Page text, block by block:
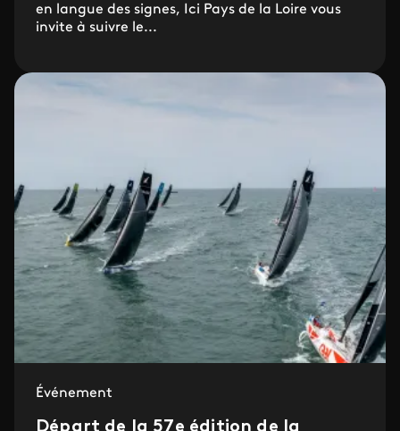
en langue des signes, Ici Pays de la Loire vous
invite à suivre le...
Événement
Départ de la 57e édition de la